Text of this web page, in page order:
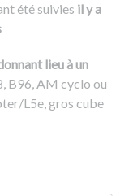
été suivies il y a
lieu à un
B96, AM cyclo ou
L5e, gros cube